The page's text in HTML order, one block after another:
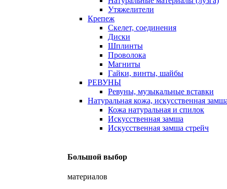
Утяжелители
Крепеж
Скелет, соединения
Диски
Шплинты
Проволока
Магниты
Гайки, винты, шайбы
РЕВУНЫ
Ревуны, музыкальные вставки
Натуральная кожа, искусственная
Кожа натуральная и спилок
Искусственная замша
Искусственная замша стрейч
Большой выбор
материалов